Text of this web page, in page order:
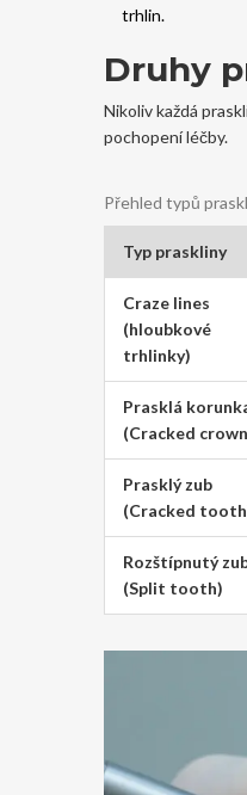
trhlin.
Druhy
Nikoliv každá
pochopení léčby.
Přehled typů
Typ praskliny
Craze lines
(hloubkové
trhlinky)
Prasklá
(Cracked
Prasklý zub
(Cracked
Rozštípnutý
(Split tooth)